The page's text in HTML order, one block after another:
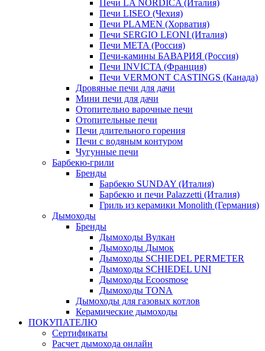
Печи LA NORDICA (Италия)
Печи LISEO (Чехия)
Печи PLAMEN (Хорватия)
Печи SERGIO LEONI (Италия)
Печи META (Россия)
Печи-камины БАВАРИЯ (Россия)
Печи INVICTA (Франция)
Печи VERMONT CASTINGS (Канада)
Дровяные печи для дачи
Мини печи для дачи
Отопительно варочные печи
Отопительные печи
Печи длительного горения
Печи с водяным контуром
Чугунные печи
Барбекю-грили
Бренды
Барбекю SUNDAY (Италия)
Барбекю и печи Palazzetti (Италия)
Гриль из керамики Monolith (Германия)
Дымоходы
Бренды
Дымоходы Вулкан
Дымоходы Дымок
Дымоходы SCHIEDEL PERMETER
Дымоходы SCHIEDEL UNI
Дымоходы Ecoosmose
Дымоходы TONA
Дымоходы для газовых котлов
Керамические дымоходы
ПОКУПАТЕЛЮ
Сертификаты
Расчет дымохода онлайн